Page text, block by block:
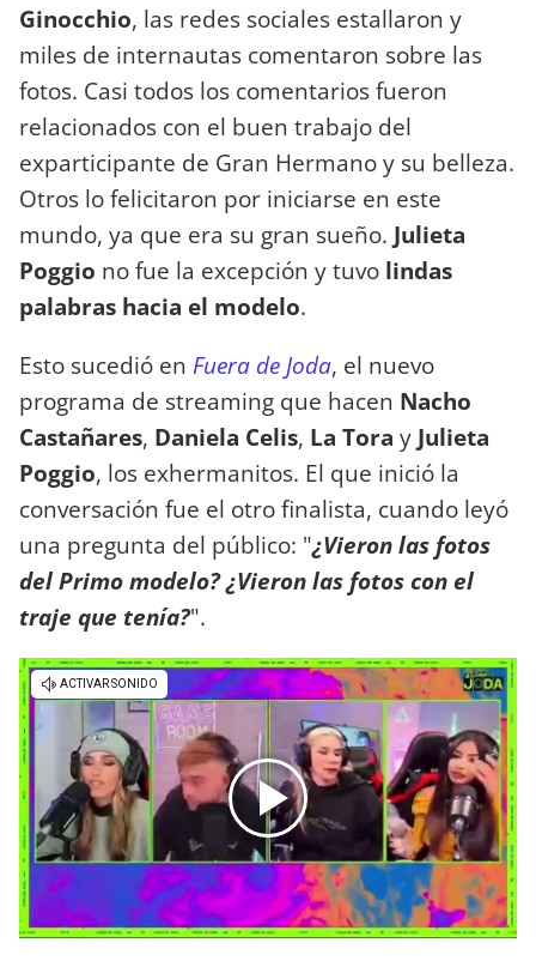
Ginocchio, las redes sociales estallaron y
miles de internautas comentaron sobre las
fotos. Casi todos los comentarios fueron
relacionados con el buen trabajo del
exparticipante de Gran Hermano y su belleza.
Otros lo felicitaron por iniciarse en este
mundo, ya que era su gran sueño. Julieta
Poggio no fue la excepción y tuvo lindas
palabras hacia el modelo.
Esto sucedió en Fuera de Joda, el nuevo
programa de streaming que hacen Nacho
Castañares, Daniela Celis, La Tora y Julieta
Poggio, los exhermanitos. El que inició la
conversación fue el otro finalista, cuando leyó
una pregunta del público: "¿Vieron las fotos
del Primo modelo? ¿Vieron las fotos con el
traje que tenía?".